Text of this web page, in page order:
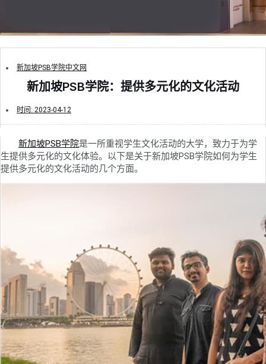
新加坡PSB学院中文网
新加坡PSB学院：提供多元化的文化活动
时间: 2023-04-12
新加坡PSB学院是一所重视学生文化活动的大学，致力于为学
生提供多元化的文化体验。以下是关于新加坡PSB学院如何为学生
提供多元化的文化活动的几个方面。